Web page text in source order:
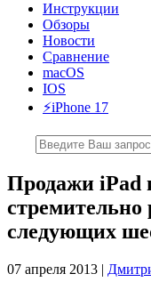
Инструкции
Обзоры
Новости
Сравнение
macOS
IOS
⚡️iPhone 17
Продажи iPad
стремительно
следующих
07 апреля 2013 |